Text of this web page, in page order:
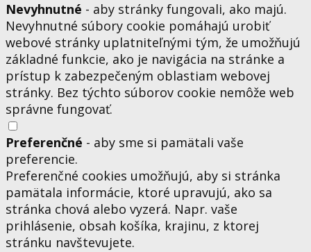
Nevyhnutné - aby stránky fungovali, ako majú.
Nevyhnutné súbory cookie pomáhajú urobiť
webové stránky uplatniteľnými tým, že umožňujú
základné funkcie, ako je navigácia na stránke a
prístup k zabezpečeným oblastiam webovej
stránky. Bez týchto súborov cookie nemôže web
správne fungovať.
Preferenčné - aby sme si pamätali vaše
preferencie.
Preferenčné cookies umožňujú, aby si stránka
pamätala informácie, ktoré upravujú, ako sa
stránka chová alebo vyzerá. Napr. vaše
prihlásenie, obsah košíka, krajinu, z ktorej
stránku navštevujete.